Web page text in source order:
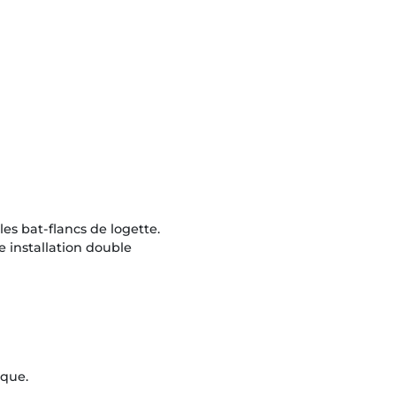
bat-flancs de logette.
installation double